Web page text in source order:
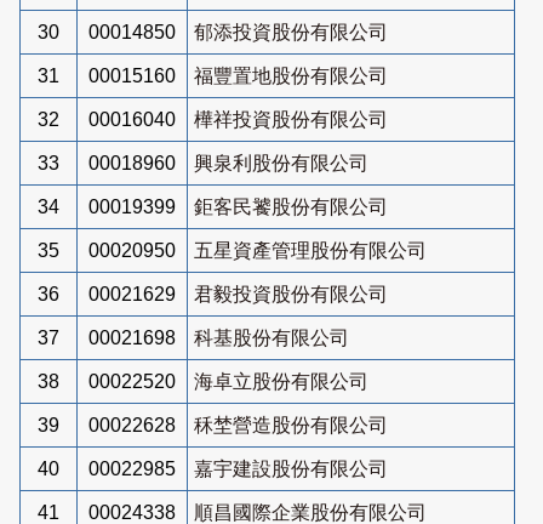
30 00014850 郁添投資股份有限公司
31 00015160 福豐置地股份有限公司
32 00016040 樺祥投資股份有限公司
33 00018960 興泉利股份有限公司
34 00019399 鉅客民饕股份有限公司
35 00020950 五星資產管理股份有限公司
36 00021629 君毅投資股份有限公司
37 00021698 科基股份有限公司
38 00022520 海卓立股份有限公司
39 00022628 秝埜營造股份有限公司
40 00022985 嘉宇建設股份有限公司
41 00024338 順昌國際企業股份有限公司